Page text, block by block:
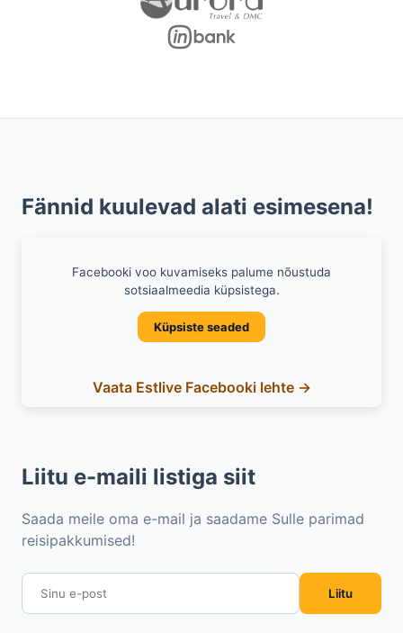
Fännid kuulevad alati esimesena!
Facebooki voo kuvamiseks palume nõustuda
sotsiaalmeedia küpsistega.
Küpsiste seaded
Vaata Estlive Facebooki lehte →
Liitu e-maili listiga siit
Saada meile oma e-mail ja saadame Sulle parimad
reisipakkumised!
Liitu